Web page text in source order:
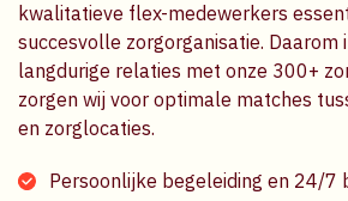
kwalitatieve flex-medewerkers
succesvolle zorgorganisatie. Daarom
langdurige relaties met onze 300+
zorgen wij voor optimale matches
en zorglocaties.
Persoonlijke begeleiding en 24/7